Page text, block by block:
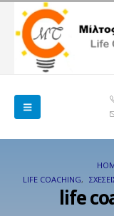
LIFE COACHING,
life